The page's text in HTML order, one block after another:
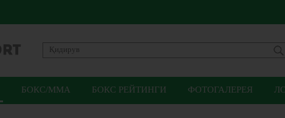
БОКС/ММА БОКС РЕЙТИНГИ ФОТОГАЛЕРЕЯ